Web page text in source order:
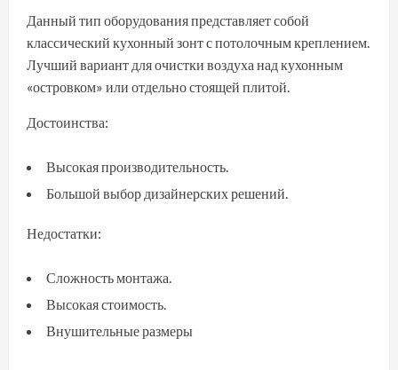
Данный тип оборудования представляет собой
классический кухонный зонт с потолочным креплением.
Лучший вариант для очистки воздуха над кухонным
«островком» или отдельно стоящей плитой.
Достоинства:
Высокая производительность.
Большой выбор дизайнерских решений.
Недостатки:
Сложность монтажа.
Высокая стоимость.
Внушительные размеры